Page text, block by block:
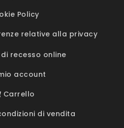
Policy
relative alla privacy
recesso online
account
Carrello
di vendita